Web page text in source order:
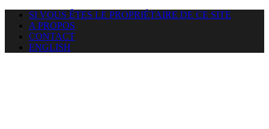
SI VOUS ÊTES LE PROPRIÉTAIRE DE CE SITE
A PROPOS
CONTACT
ENGLISH